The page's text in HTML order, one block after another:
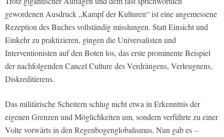
gewordenen Ausdruck „Kampf der Kulturen“ ist eine angemessene
Rezeption des Buches vollständig misslungen. Statt Einsicht und
Einkehr zu praktizieren, gingen die Universalisten und
Interventionisten auf den Boten los, das erste prominente Beispiel
der nachfolgenden Cancel Culture des Verdrängens, Verleugnens,
Diskreditierens.
Das militärische Scheitern schlug nicht etwa in Erkenntnis der
eigenen Grenzen und Möglichkeiten um, sondern verführte zu einer
Volte vorwärts in den Regenbogenglobalismus. Nun gab es –